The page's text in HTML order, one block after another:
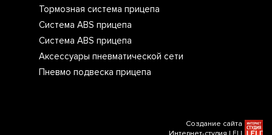
Тормозная система прицепа
Система ABS прицепа
Система ABS прицепа
Аксессуары пневматической сети
Пневмо подвеска прицепа
Создание сайта